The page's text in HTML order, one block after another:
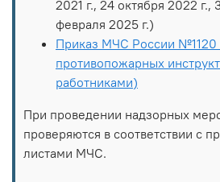
2021 г., 24 октября 2022 г.,
февраля 2025 г.)
Приказ МЧС России №1120
противопожарных
работниками)
При проведении надзорных
проверяются в соответствии с
листами МЧС.